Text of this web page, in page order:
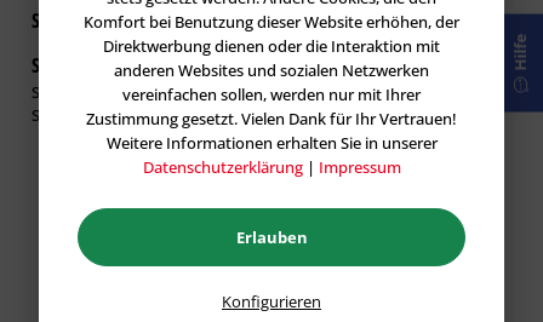
Shopkunde verifiziert
Super Qualität und unverzichtbar um nach dem 13.10.2022
Super Qualität und unverzichtbar um nach dem arbeiten keine
Schmerzen zu haben.
Hilfe
Komfort bei Benutzung dieser Website erhöhen, der
Direktwerbung dienen oder die Interaktion mit
anderen Websites und sozialen Netzwerken
vereinfachen sollen, werden nur mit Ihrer
Zustimmung gesetzt. Vielen Dank für Ihr Vertrauen!
Weitere Informationen erhalten Sie in unserer
Datenschutzerklärung| Impressum
Erlauben
Konfigurieren